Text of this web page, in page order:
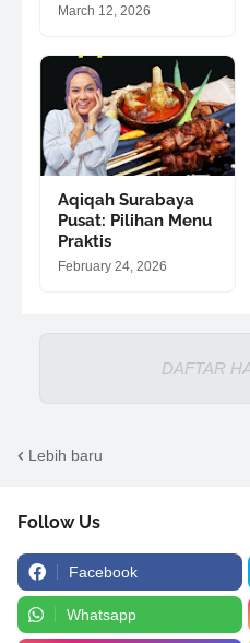
March 12, 2026
Aqiqah Surabaya
Pusat: Pilihan Menu
Praktis
February 24, 2026
DAFTAR
Lebih baru
Follow Us
Facebook
Whatsapp